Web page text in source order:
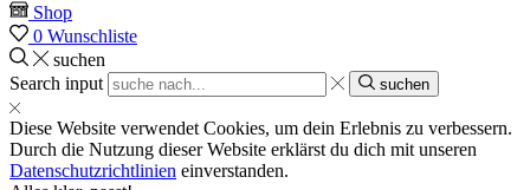
Shop
0 Wunschliste
suchen
Search input
suchen
Diese Website verwendet Cookies, um dein Erlebnis zu verbessern.
Durch die Nutzung dieser Website erklärst du dich mit unseren
Datenschutzrichtlinien einverstanden.